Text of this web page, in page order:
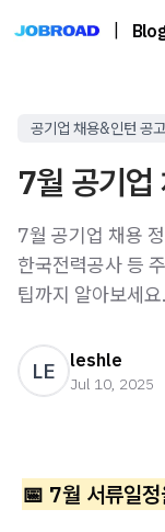
Blog
공기업 채용&인턴 공고
7월 공기업
7월 공기업 채용
한국전력공사 등
팁까지 알아보세요.
LE leshle
Jul 10, 2025
📅 7월 서류일